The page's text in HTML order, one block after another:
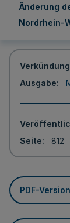
Änderung
Nordrhein-
Ausgabe
Seite
812
PDF-